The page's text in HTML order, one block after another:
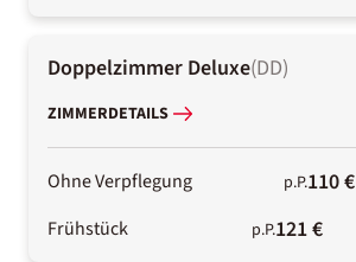
Doppelzimmer Deluxe(DD)
ZIMMERDETAILS
Ohne Verpflegung p.P.110 €
Frühstück p.P.121 €